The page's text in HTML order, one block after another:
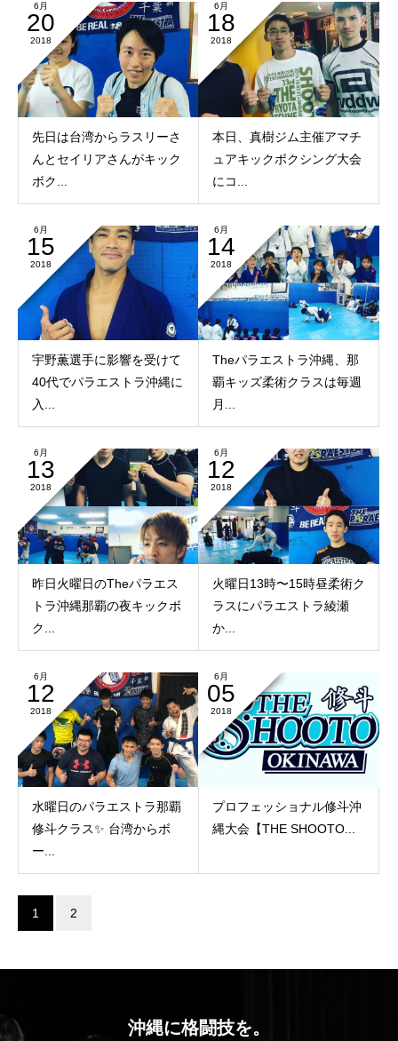
6月
20
2018
先日は台湾からラスリーさ
んとセイリアさんがキック
ボク...
6月
18
2018
本日、真樹ジム主催アマチ
ュアキックボクシング大会
にコ...
6月
15
2018
宇野薫選手に影響を受けて
40代でパラエストラ沖縄に
入...
6月
14
2018
Theパラエストラ沖縄、那
覇キッズ柔術クラスは毎週
月...
6月
13
2018
昨日火曜日のTheパラエス
トラ沖縄那覇の夜キックボ
ク...
6月
12
2018
火曜日13時〜15時昼柔術ク
ラスにパラエストラ綾瀬
か...
6月
12
2018
水曜日のパラエストラ那覇
修斗クラス✨ 台湾からボ
ー...
6月
05
2018
プロフェッショナル修斗沖
縄大会【THE SHOOTO...
1 2
沖縄に格闘技を。